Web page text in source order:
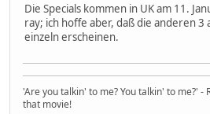
Die Specials kommen in UK am 11.
ray; ich hoffe aber, daß die anderen
einzeln erscheinen.
'Are you talkin' to me? You talkin' to me?' -
that movie!